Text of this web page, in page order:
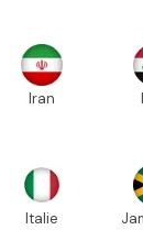
Iran
Italie